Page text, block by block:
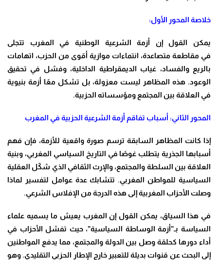
خلاصة المحور الأول:
يمكن القول إن أزمة الشرعية الوطنية في المغرب تتجلى
في مقاطعة متصاعدة، انتماءات موازية أقوى من الحزب، اتهامات
بالريع والفساد، غياب الديمقراطية الداخلية، وفشل في تحقيق
الوعود. هذه المظاهر ليست معزولة، بل تشكل معًا أزمة بنيوية
في العلاقة بين المجتمع ومؤسساته الحزبية.
المحور الثاني: أسباب تفاقم أزمة الشرعية الحزبية في المغرب
إذا كانت المظاهر السابقة ترسم صورة واقعية للأزمة، فإن فهم
أسبابها الجذرية يتطلب غوصًا في التاريخ السياسي المغربي، وبنية
العلاقة بين السلطة والمجتمع، والإرث الثقافي الذي شكّل العقلية
السياسية للمواطن المغربي. تتشابك عدة عوامل لتفسير لماذا
وصلت الأحزاب المغربية إلى هذه الدرجة من الإفلاس الشرعي.
في هذا السياق، يمكن القول إن المغرب يعيش ما يسميه علماء
السياسة بـ”أزمة الوساطة السياسية”، حيث تفشل الأحزاب في
أداء دورها كحلقة وصل بين الدولة والمجتمع، مما يدفع المواطنين
إلى البحث عن قنوات بديلة للتعبير خارج الإطار الحزبي التقليدي. وهو